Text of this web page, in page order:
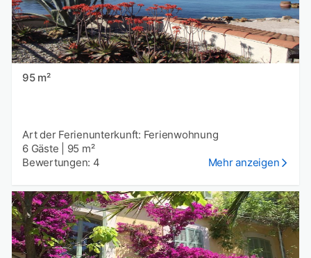
95 m²
Art der Ferienunterkunft: Ferienwohnung
6 Gäste
95 m²
Bewertungen: 4
Mehr anzeigen